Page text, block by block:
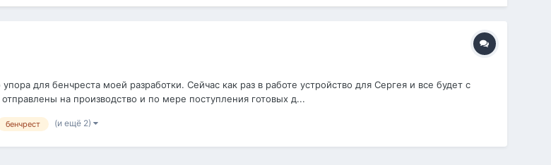
для бенчреста моей разработки. Сейчас как раз в работе устройство для Сергея и все будет с
на производство и по мере поступления готовых д...
бенчрест (и ещё 2)